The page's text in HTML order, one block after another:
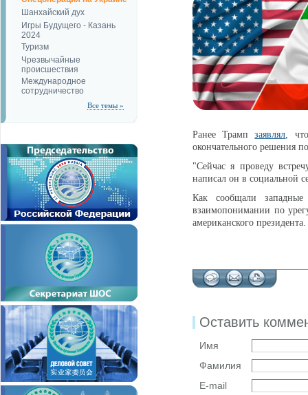
Шанхайский дух
Игры Будущего - Казань
2024
Туризм
Чрезвычайные
происшествия
Международное
сотрудничество
Все темы »
Ранее Трампзаявлял,
окончательного решения
"Сейчас я проведу
написал он в социальной
Как сообщали
взаимопонимании по
американского президента.
Оставить
Имя
Фамилия
E-mail